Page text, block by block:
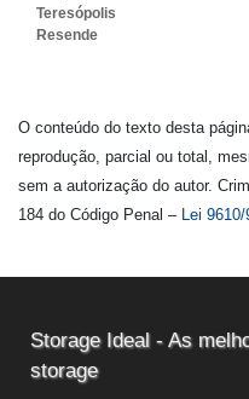
Teresópolis
Resende
O conteúdo do texto desta
reprodução, parcial ou total,
sem a autorização do autor.
184 do Código Penal – Lei
Storage Ideal - As
storage